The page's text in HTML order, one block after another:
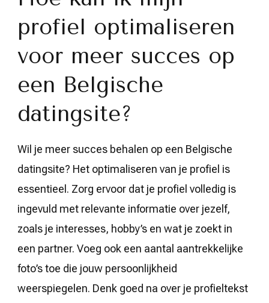
profiel optimaliseren
voor meer succes op
een Belgische
datingsite?
Wil je meer succes behalen op een Belgische
datingsite? Het optimaliseren van je profiel is
essentieel. Zorg ervoor dat je profiel volledig is
ingevuld met relevante informatie over jezelf,
zoals je interesses, hobby’s en wat je zoekt in
een partner. Voeg ook een aantal aantrekkelijke
foto’s toe die jouw persoonlijkheid
weerspiegelen. Denk goed na over je profieltekst